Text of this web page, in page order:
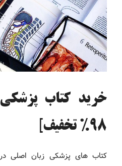
خرید کتاب
98% تخفیف]
کتاب های پزشکی زبان اصلی